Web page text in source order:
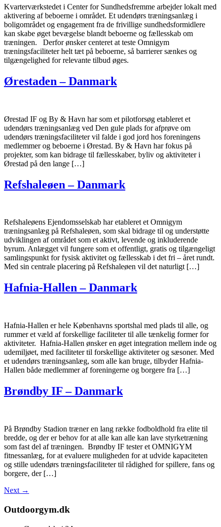
Kvarterværkstedet i Center for Sundhedsfremme arbejder lokalt med
aktivering af beboerne i området. Et udendørs træningsanlæg i
boligområdet og engagement fra de frivillige sundhedsformidlere
kan skabe øget bevægelse blandt beboerne og fællesskab om
træningen. Derfor ønsker centeret at teste Omnigym
træningsfaciliteter helt tæt på beboerne, så barrierer sænkes og
tilgængelighed for relevante tilbud øges.
Ørestaden – Danmark
Ørestad IF og By & Havn har som et pilotforsøg etableret et
udendørs træningsanlæg ved Den gule plads for afprøve om
udendørs træningsfaciliteter vil falde i god jord hos foreningens
medlemmer og beboerne i Ørestad. By & Havn har fokus på
projekter, som kan bidrage til fællesskaber, byliv og aktiviteter i
Ørestad på den lange […]
Refshaleøen – Danmark
Refshaleøens Ejendomsselskab har etableret et Omnigym
træningsanlæg på Refshaleøen, som skal bidrage til og understøtte
udviklingen af området som et aktivt, levende og inkluderende
byrum. Anlægget vil fungere som et offentligt, gratis og tilgængeligt
samlingspunkt for fysisk aktivitet og fællesskab i det fri – året rundt.
Med sin centrale placering på Refshaleøen vil det naturligt […]
Hafnia-Hallen – Danmark
Hafnia-Hallen er hele Københavns sportshal med plads til alle, og
rummer et væld af forskellige faciliteter til alle tænkelig former for
aktiviteter. Hafnia-Hallen ønsker en øget integration mellem inde og
udemiljøet, med faciliteter til forskellige aktiviteter og sæsoner. Med
et udendørs træningsanlæg, som alle kan bruge, tilbyder Hafnia-
Hallen både medlemmer af foreningerne og borgere fra […]
Brøndby IF – Danmark
På Brøndby Stadion træner en lang række fodboldhold fra elite til
bredde, og der er behov for at alle kan alle kan lave styrketræning
som fast del af træningen. Brøndby IF tester et OMNIGYM
fitnessanlæg, for at evaluere muligheden for at udvide kapaciteten
og stille udendørs træningsfaciliteter til rådighed for spillere, fans og
borgere, der […]
Next →
Outdoorgym.dk